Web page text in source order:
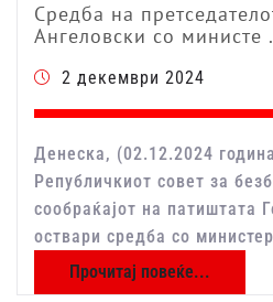
Средба на
Ангеловски со министе
2 декември 2024
Денеска, (02.12.2024
Републичкиот совет за
сообраќајот на патиштата
оствари средба со
Прочитај повеќе...